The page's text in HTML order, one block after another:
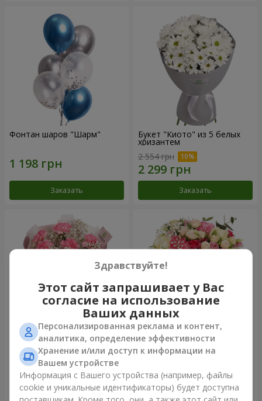
Фонтан шаров "Шарм"
Заказать
Букет "Киото" из 5 белых
хризантем
2 554 грн
Заказать
Букет "Королева
Карибского моря"
2 824 грн
Заказать
Цветы в коробке
"Помпадур"
Заказать
Здравствуйте!
Этот сайт запрашивает у Вас
согласие на использование
Ваших данных
Персонализированная реклама и контент,
аналитика, определение эффективности
Хранение и/или доступ к информации на
Вашем устройстве
Информация с Вашего устройства (например, файлы
cookie и уникальные идентификаторы) будет доступна